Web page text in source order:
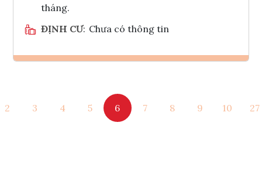
tháng.
ĐỊNH CƯ: Chưa có thông tin
Tham vấn Interlink
2 3 4 5 6 7 8 9 10 27